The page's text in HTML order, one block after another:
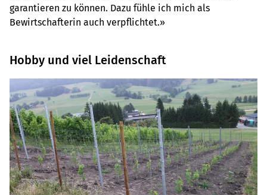
garantieren zu können. Dazu fühle ich mich als
Bewirtschafterin auch verpflichtet.»
Hobby und viel Leidenschaft